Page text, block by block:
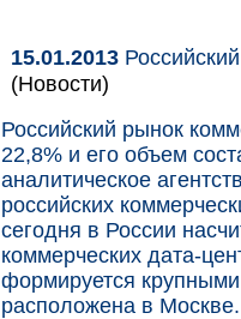
15.01.2013
(Новости)
Российский рынок
22,8% и его объем
аналитическое
российских
сегодня в России
коммерческих дата-
формируется
расположена в Москве.